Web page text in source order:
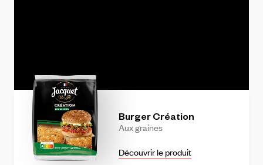
string(11) "eZ9pynHsjTY"
BurgerCréation
Auxgraines
Découvrir le produit